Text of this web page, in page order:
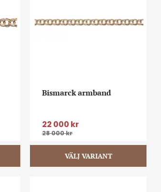
Bismarck armband
22 000 kr
28 000kr